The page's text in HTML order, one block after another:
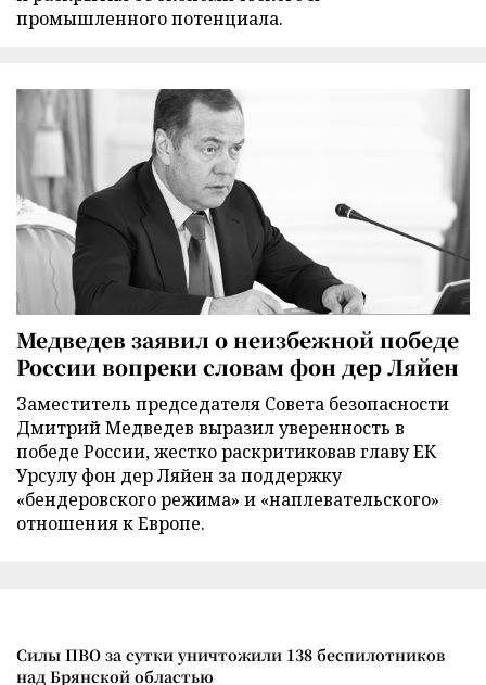
промышленного потенциала.
Медведев заявил о неизбежной победе
России вопреки словам фон дер Ляйен
Заместитель председателя Совета безопасности
Дмитрий Медведев выразил уверенность в
победе России, жестко раскритиковав главу ЕК
Урсулу фон дер Ляйен за поддержку
«бендеровского режима» и «наплевательского»
отношения к Европе.
Силы ПВО за сутки уничтожили 138 беспилотников
над Брянской областью